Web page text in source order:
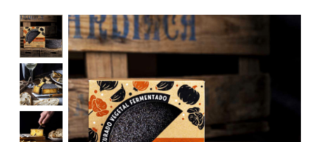
Product image slideshow Items